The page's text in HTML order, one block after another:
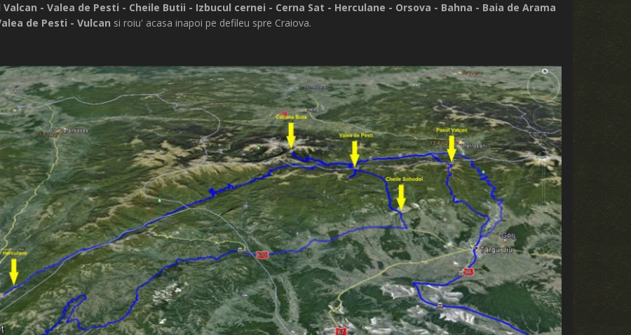
Valcan - Valea de Pesti - Cheile Butii - Izbucul cernei - Cerna Sat - Herculane - Orsova - Bahna - Baia de Arama
de Pesti - Vulcan si roiu' acasa inapoi pe defileu spre Craiova.